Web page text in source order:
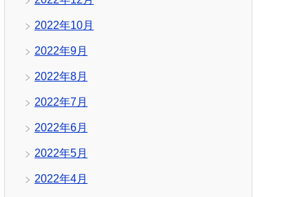
2022年10月
2022年9月
2022年8月
2022年7月
2022年6月
2022年5月
2022年4月